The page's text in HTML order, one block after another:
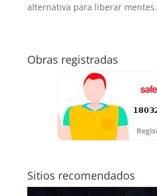
alternativa para liberar mentes.
Obras registradas
Sitios recomendados